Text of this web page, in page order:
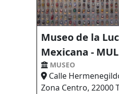
Museo de la
Mexicana -
MUSEO
Calle
Zona Centro, 22000